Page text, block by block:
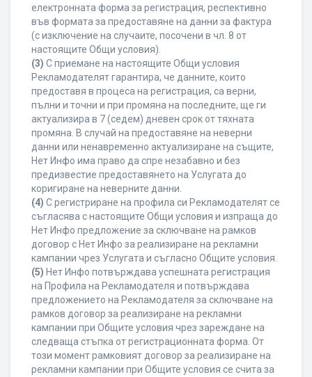
електронната форма за регистрация, респективно
във формата за предоставяне на данни за фактура
(с изключение на случаите, посочени в чл. 8 от
настоящите Общи условия).
(3) С приемане на настоящите Общи условия
Рекламодателят гарантира, че данните, които
предоставя в процеса на регистрация, са верни,
пълни и точни и при промяна на последните, ще ги
актуализира в 7 (седем) дневен срок от тяхната
промяна. В случай на предоставяне на неверни
данни или ненавременно актуализиране на същите,
Нет Инфо има право да спре незабавно и без
предизвестие предоставянето на Услугата до
коригиране на неверните данни.
(4) С регистриране на профила си Рекламодателят се
съгласява с настоящите Общи условия и изпраща до
Нет Инфо предложение за сключване на рамков
договор с Нет Инфо за реализиране на рекламни
кампании чрез Услугата и съгласно Общите условия.
(5) Нет Инфо потвърждава успешната регистрация
на Профила на Рекламодателя и потвърждава
предложението на Рекламодателя за сключване на
рамков договор за реализиране на рекламни
кампании при Общите условия чрез зареждане на
следваща стъпка от регистрационната форма. От
този момент рамковият договор за реализиране на
рекламни кампании при Общите условия се счита за